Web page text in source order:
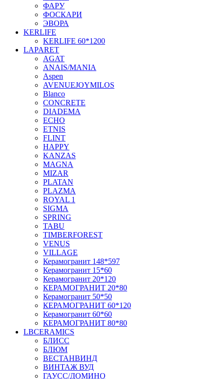
ФАРУ
ФОСКАРИ
ЭВОРА
KERLIFE
KERLIFE 60*1200
LAPARET
AGAT
ANAIS/MANIA
Aspen
AVENUEJOYMILOS
Blanco
CONCRETE
DIADEMA
ECHO
ETNIS
FLINT
HAPPY
KANZAS
MAGNA
MIZAR
PLATAN
PLAZMA
ROYAL 1
SIGMA
SPRING
TABU
TIMBERFOREST
VENUS
VILLAGE
Керамогранит 148*597
Керамогранит 15*60
Керамогранит 20*120
КЕРАМОГРАНИТ 20*80
Керамогранит 50*50
КЕРАМОГРАНИТ 60*120
Керамогранит 60*60
КЕРАМОГРАНИТ 80*80
LBCERAMICS
БЛИСС
БЛЮМ
ВЕСТАНВИНД
ВИНТАЖ ВУД
ГАУСС/ДОМИНО